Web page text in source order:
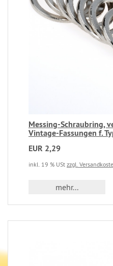
Messing-Schraubring,
Vintage-Fassungen f.
EUR 2,29
inkl. 19 % USt zzgl.
mehr...